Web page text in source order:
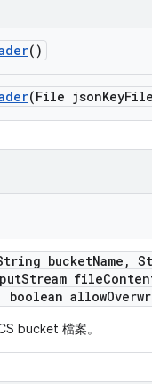
()
(File jsonKey
bucketName ,
Stream file
boolean allow
bucket 檔案。